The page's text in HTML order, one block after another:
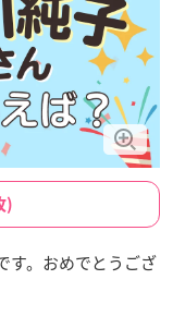
)
す。おめでとうござ